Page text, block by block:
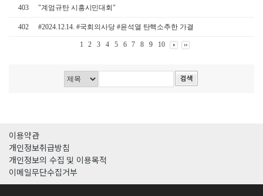
403 "계엄규탄 시흥시민대회"
402 #2024.12.14. #국회의사당 #윤석열 탄핵소추한 가결
1 2 3 4 5 6 7 8 9 10
이용약관
개인정보취급방침
개인정보의 수집 및 이용목적
이메일무단수집거부